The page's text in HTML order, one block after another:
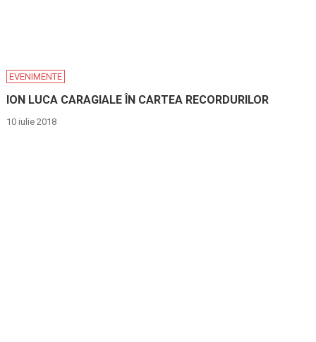
EVENIMENTE
ION LUCA CARAGIALE ÎN CARTEA RECORDURILOR
10 iulie 2018